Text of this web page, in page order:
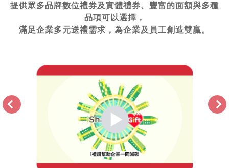
提供眾多品牌數位禮券及實體禮券、豐富的面額與多種
品項可以選擇，
滿足企業多元送禮需求，為企業及員工創造雙贏。